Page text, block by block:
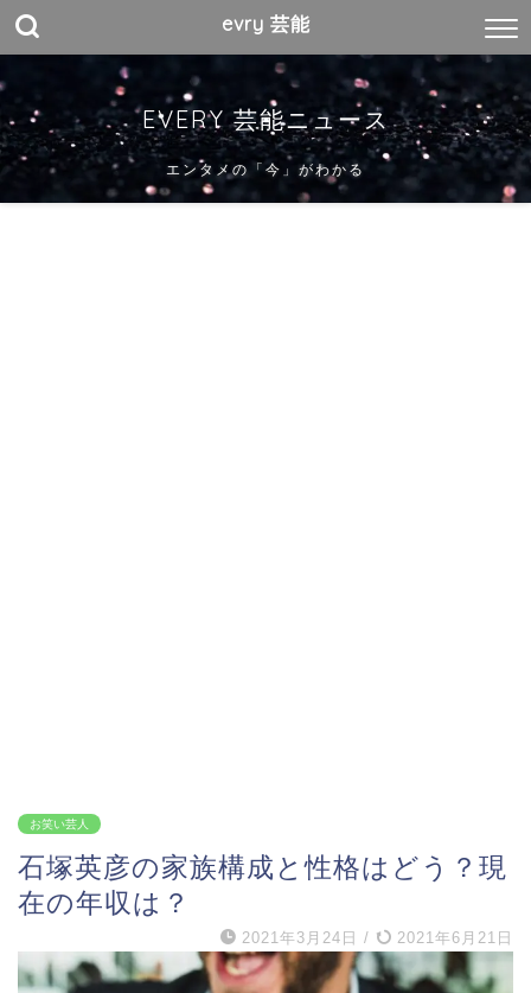
evry 芸能
EVERY 芸能ニュース
エンタメの「今」がわかる
お笑い芸人
石塚英彦の家族構成と性格はどう？現
在の年収は？
2021年3月24日 / 2021年6月21日